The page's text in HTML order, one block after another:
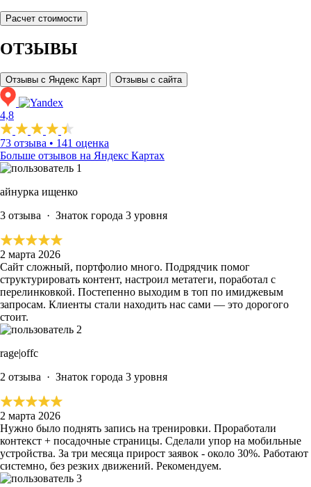
Расчет стоимости
ОТЗЫВЫ
Отзывы с Яндекс Карт Отзывы с сайта
4,8
73 отзыва • 141 оценка
Больше отзывов на Яндекс Картах
айнурка ищенко
3 отзыва · Знаток города 3 уровня
2 марта 2026
Сайт сложный, портфолио много. Подрядчик помог
структурировать контент, настроил метатеги, поработал с
перелинковкой. Постепенно выходим в топ по имиджевым
запросам. Клиенты стали находить нас сами — это дорогого
стоит.
rage|offc
2 отзыва · Знаток города 3 уровня
2 марта 2026
Нужно было поднять запись на тренировки. Проработали
контекст + посадочные страницы. Сделали упор на мобильные
устройства. За три месяца прирост заявок - около 30%. Работают
системно, без резких движений. Рекомендуем.